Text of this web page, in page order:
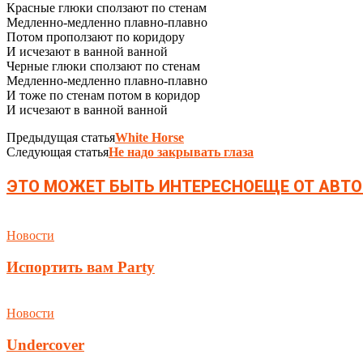
Красные глюки сползают по стенам
Медленно-медленно плавно-плавно
Потом проползают по коридору
И исчезают в ванной ванной
Черные глюки сползают по стенам
Медленно-медленно плавно-плавно
И тоже по стенам потом в коридор
И исчезают в ванной ванной
Предыдущая статьяWhite Horse
Следующая статьяНе надо закрывать глаза
ЭТО МОЖЕТ БЫТЬ ИНТЕРЕСНОЕЩЕ ОТ
Новости
Испортить вам Party
Новости
Undercover